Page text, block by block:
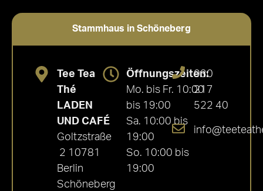
Stammhaus in Schöneberg
Tee Tea
Thé
LADEN
UND CAFÉ
Goltzstraße
2 10781
Berlin
Schöneberg
Öffnungszeiten:
Mo. bis Fr. 10:00
bis 19:00
Sa. 10:00 bis
19:00
So. 10:00 bis
19:00
030
217
522 40